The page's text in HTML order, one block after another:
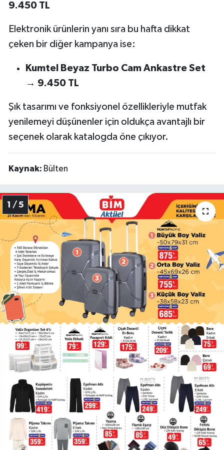
9.450 TL
Elektronik ürünlerin yanı sıra bu hafta dikkat
çeken bir diğer kampanya ise:
Kumtel Beyaz Turbo Cam Ankastre Set
→ 9.450 TL
Şık tasarımı ve fonksiyonel özellikleriyle mutfak
yenilemeyi düşünenler için oldukça avantajlı bir
seçenek olarak katalogda öne çıkıyor.
Kaynak: Bülten
1 / 5